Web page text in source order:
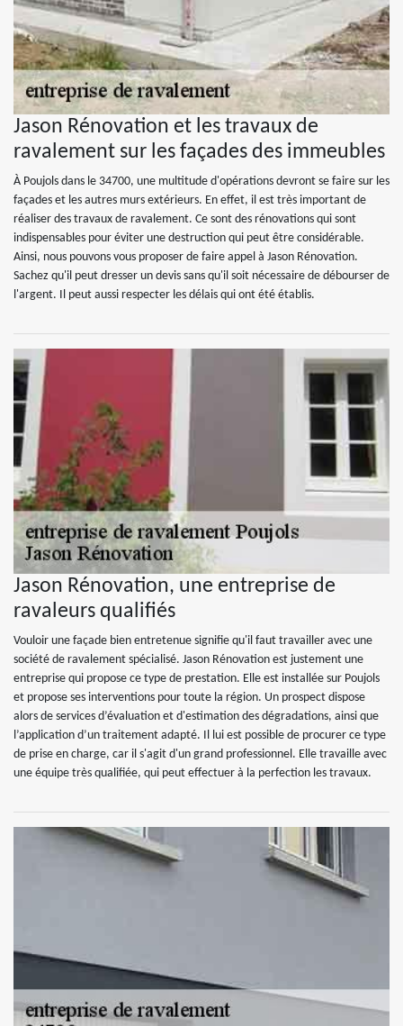
Jason Rénovation et les travaux de
ravalement sur les façades des immeubles
À Poujols dans le 34700, une multitude d'opérations devront se faire sur les
façades et les autres murs extérieurs. En effet, il est très important de
réaliser des travaux de ravalement. Ce sont des rénovations qui sont
indispensables pour éviter une destruction qui peut être considérable.
Ainsi, nous pouvons vous proposer de faire appel à Jason Rénovation.
Sachez qu'il peut dresser un devis sans qu'il soit nécessaire de débourser de
l'argent. Il peut aussi respecter les délais qui ont été établis.
Jason Rénovation, une entreprise de
ravaleurs qualifiés
Vouloir une façade bien entretenue signifie qu'il faut travailler avec une
société de ravalement spécialisé. Jason Rénovation est justement une
entreprise qui propose ce type de prestation. Elle est installée sur Poujols
et propose ses interventions pour toute la région. Un prospect dispose
alors de services d’évaluation et d'estimation des dégradations, ainsi que
l’application d’un traitement adapté. Il lui est possible de procurer ce type
de prise en charge, car il s'agit d'un grand professionnel. Elle travaille avec
une équipe très qualifiée, qui peut effectuer à la perfection les travaux.